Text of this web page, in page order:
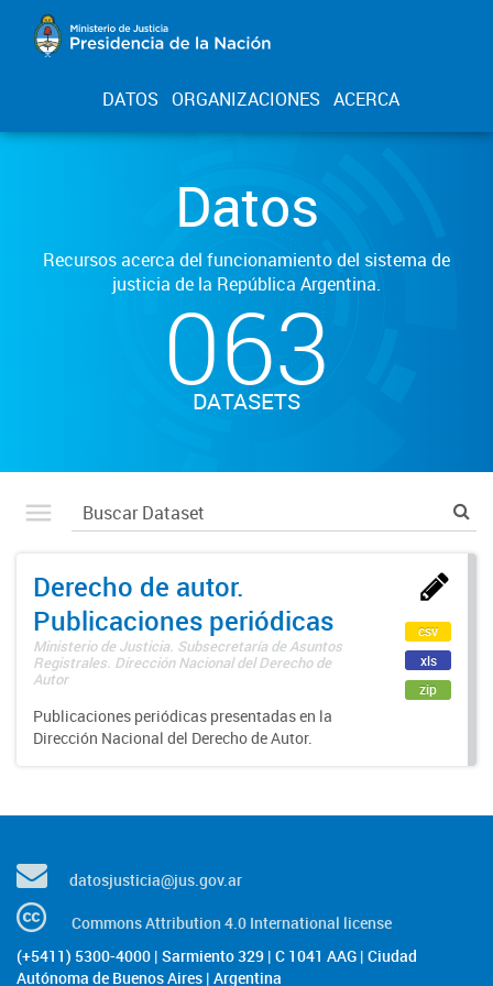
DATOS ORGANIZACIONES ACERCA
Datos
Recursos acerca del funcionamiento del sistema de
justicia de la República Argentina.
063
DATASETS
Derecho de autor.
Publicaciones periódicas
Ministerio de Justicia. Subsecretaría de Asuntos
Registrales. Dirección Nacional del Derecho de
Autor
Publicaciones periódicas presentadas en la
Dirección Nacional del Derecho de Autor.
csv
xls
zip
datosjusticia@jus.gov.ar
Commons Attribution 4.0 International license
(+5411) 5300-4000 | Sarmiento 329 | C 1041 AAG | Ciudad
Autónoma de Buenos Aires | Argentina